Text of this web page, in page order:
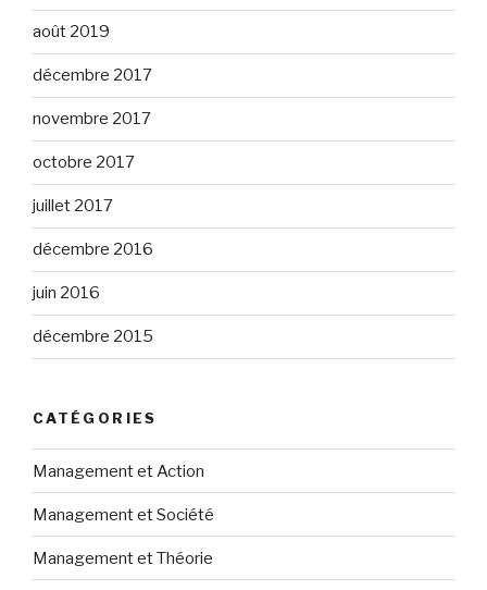
août 2019
décembre 2017
novembre 2017
octobre 2017
juillet 2017
décembre 2016
juin 2016
décembre 2015
CATÉGORIES
Management et Action
Management et Société
Management et Théorie